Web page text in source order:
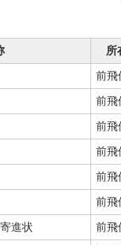
所
前飛
前飛
前飛
前飛
前飛
前飛
進状 前飛